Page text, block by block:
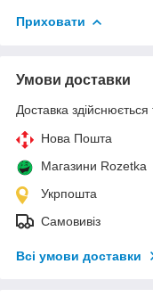
Приховати
Умови доставки
Доставка здійснюється
Нова Пошта
Магазини Rozetka
Укрпошта
Самовивіз
Всі умови доставки